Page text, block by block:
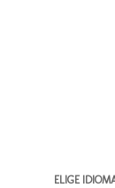
ELIGE